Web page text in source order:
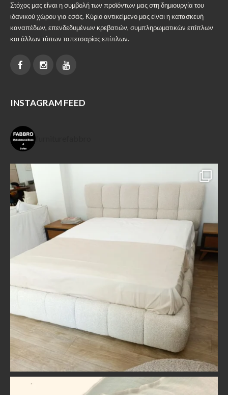
Στόχος μας είναι η συμβολή των προϊόντων μας στη δημιουργία του
ιδανικού χώρου για εσάς. Κύριο αντικείμενο μας είναι η κατασκευή
καναπέδων, επενδεδυμένων κρεβατιών, συμπληρωματικών επίπλων
και άλλων τύπων ταπετσαρίας επίπλων.
INSTAGRAM FEED